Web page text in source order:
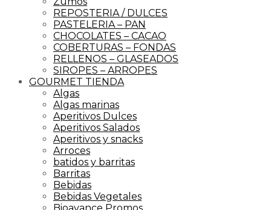
REPOSTERIA / DULCES
PASTELERIA – PAN
CHOCOLATES – CACAO
COBERTURAS – FONDAS
RELLENOS – GLASEADOS
SIROPES – ARROPES
GOURMET TIENDA
Algas
Algas marinas
Aperitivos Dulces
Aperitivos Salados
Aperitivos y snacks
Arroces
batidos y barritas
Barritas
Bebidas
Bebidas Vegetales